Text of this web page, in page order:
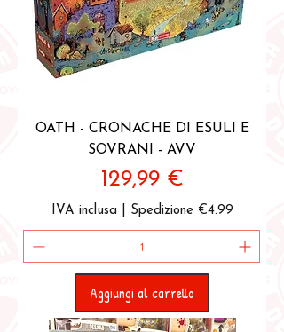
OATH - CRONACHE DI ESULI E
SOVRANI - AVV
Prezzo
129,99 €
IVA inclusa Spedizione €4.99
Aggiungi al carrello